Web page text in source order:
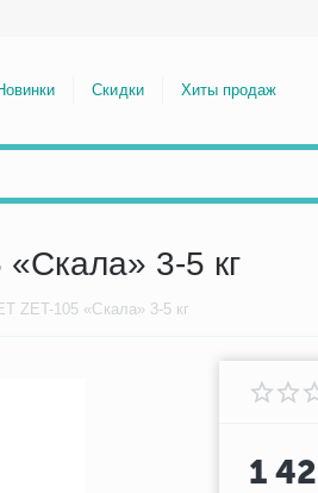
Скидки Хиты продаж
3-5 кг
ZET-105 «Скала» 3-5 кг
1